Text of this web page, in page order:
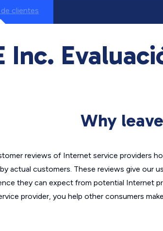
clientes
Inc.
Why
reviews of Internet service providers
actual customers. These reviews give our
they can expect from potential Internet
provider, you help other consumers